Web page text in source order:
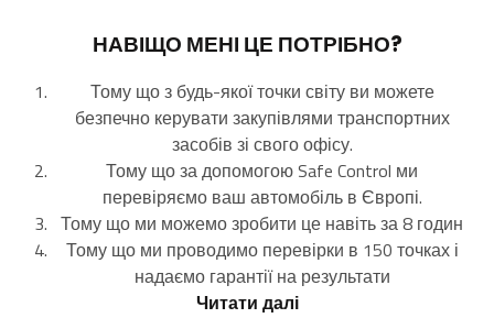
НАВІЩО МЕНІ ЦЕ ПОТРІБНО?
Тому що з будь-якої точки світу ви можете
безпечно керувати закупівлями транспортних
засобів зі свого офісу.
Тому що за допомогою Safe Control ми
перевіряємо ваш автомобіль в Європі.
Тому що ми можемо зробити це навіть за 8 годин
Тому що ми проводимо перевірки в 150 точках і
надаємо гарантії на результати
Читати далі